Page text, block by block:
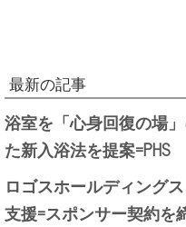
最新の記事
浴室を「心身回復の場
た新入浴法を提案=PHS
ロゴスホールディング
支援=スポンサー契約を